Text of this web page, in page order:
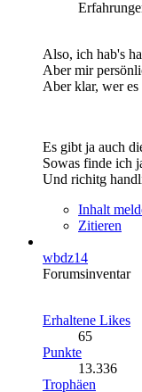
Also, ich hab's
Aber mir
Aber klar, wer
Es gibt ja auch
Sowas finde ich
Und richitg
Inhalt
Zitieren
wbdz14
Forumsinventar
Erhaltene Likes
65
Punkte
13.336
Trophäen